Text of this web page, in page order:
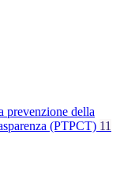
prevenzione della
(PTPCT) 11